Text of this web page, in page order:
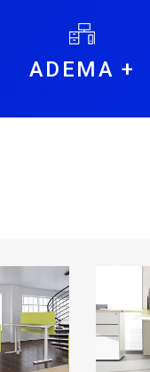
ADEMA +